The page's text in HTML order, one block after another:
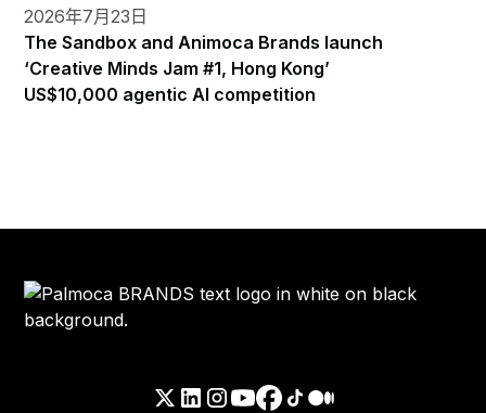
2026年7月23日
The Sandbox and Animoca Brands launch
‘Creative Minds Jam #1, Hong Kong’
US$10,000 agentic AI competition